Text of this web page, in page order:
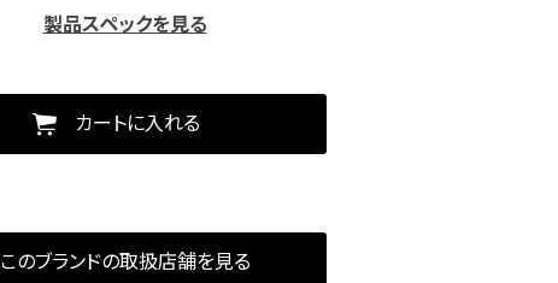
製品スペックを見る
カートに入れる
このブランドの取扱店舗を見る